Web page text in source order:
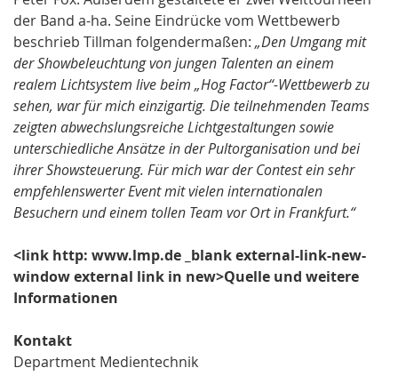
der Band a-ha. Seine Eindrücke vom Wettbewerb
beschrieb Tillman folgendermaßen: „Den Umgang mit
der Showbeleuchtung von jungen Talenten an einem
realem Lichtsystem live beim „Hog Factor“-Wettbewerb zu
sehen, war für mich einzigartig. Die teilnehmenden Teams
zeigten abwechslungsreiche Lichtgestaltungen sowie
unterschiedliche Ansätze in der Pultorganisation und bei
ihrer Showsteuerung. Für mich war der Contest ein sehr
empfehlenswerter Event mit vielen internationalen
Besuchern und einem tollen Team vor Ort in Frankfurt.“
<link http: www.lmp.de _blank external-link-new-
window external link in new>Quelle und weitere
Informationen
Kontakt
Department Medientechnik